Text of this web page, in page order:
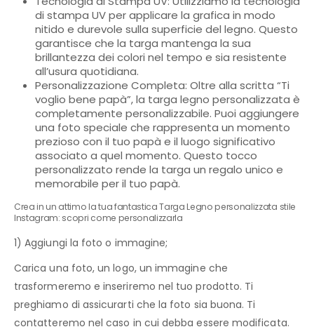
di stampa UV per applicare la grafica in modo
nitido e durevole sulla superficie del legno. Questo
garantisce che la targa mantenga la sua
brillantezza dei colori nel tempo e sia resistente
all’usura quotidiana.
Personalizzazione Completa: Oltre alla scritta “Ti
voglio bene papà”, la targa legno personalizzata è
completamente personalizzabile. Puoi aggiungere
una foto speciale che rappresenta un momento
prezioso con il tuo papà e il luogo significativo
associato a quel momento. Questo tocco
personalizzato rende la targa un regalo unico e
memorabile per il tuo papà.
Crea in un attimo la tua fantastica Targa Legno personalizzata stile
Instagram: scopri come personalizzarla
1) Aggiungi la foto o immagine;
Carica una foto, un logo, un immagine che
trasformeremo e inseriremo nel tuo prodotto. Ti
preghiamo di assicurarti che la foto sia buona. Ti
contatteremo nel caso in cui debba essere modificata.